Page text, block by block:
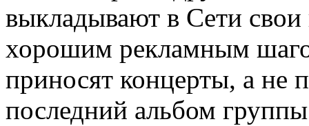
выкладывают в Сети свои
хорошим рекламным
приносят концерты, а не
последний альбом